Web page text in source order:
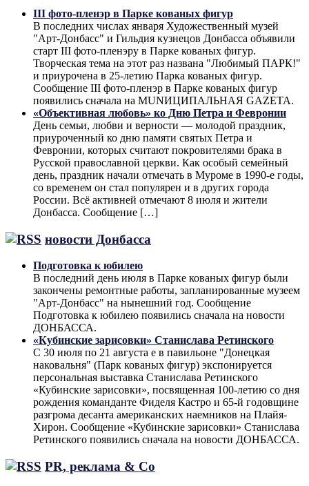
III фото-пленэр в Парке кованых фигур
В последних числах января Художественный музей
"Арт-Донбасс" и Гильдия кузнецов Донбасса объявили
старт III фото-пленэру в Парке кованых фигур.
Творческая тема на этот раз названа "Любимый ПАРК!"
и приурочена в 25-летию Парка кованых фигур.
Сообщение III фото-пленэр в Парке кованых фигур
появились сначала на MUNИЦИПАЛЬНАЯ GAZЕТА.
«Объективная любовь» ко Дню Петра и Февронии
День семьи, любви и верности — молодой праздник,
приуроченный ко дню памяти святых Петра и
Февронии, которых считают покровителями брака в
Русской православной церкви. Как особый семейный
день, праздник начали отмечать в Муроме в 1990-е годы,
со временем он стал популярен и в других города
России. Всё активней отмечают 8 июля и жители
Донбасса. Сообщение […]
новости Донбасса
Подготовка к юбилею
В последний день июля в Парке кованых фигур были
закончены ремонтные работы, запланированные музеем
"Арт-Донбасс" на нынешний год. Сообщение
Подготовка к юбилею появились сначала на новости
ДОНБАССА.
«Кубинские зарисовки» Станислава Ретинского
С 30 июля по 21 августа е в павильоне "Донецкая
наковальня" (Парк кованых фигур) экспонируется
персональная выставка Станислава Ретинского
«Кубинские зарисовки», посвященная 100-летию со дня
рождения команданте Фиделя Кастро и 65-й годовщине
разгрома десанта американских наемников на Плайя-
Хирон. Сообщение «Кубинские зарисовки» Станислава
Ретинского появились сначала на новости ДОНБАССА.
PR, реклама & Co